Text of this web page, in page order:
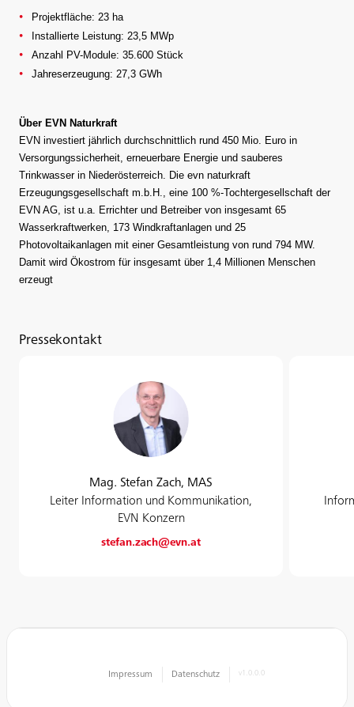
Projektfläche: 23 ha
Installierte Leistung: 23,5 MWp
Anzahl PV-Module: 35.600 Stück
Jahreserzeugung: 27,3 GWh
Über EVN Naturkraft
EVN investiert jährlich durchschnittlich rund 450 Mio. Euro in
Versorgungssicherheit, erneuerbare Energie und sauberes
Trinkwasser in Niederösterreich. Die evn naturkraft
Erzeugungsgesellschaft m.b.H., eine 100 %-Tochtergesellschaft der
EVN AG, ist u.a. Errichter und Betreiber von insgesamt 65
Wasserkraftwerken, 173 Windkraftanlagen und 25
Photovoltaikanlagen mit einer Gesamtleistung von rund 794 MW.
Damit wird Ökostrom für insgesamt über 1,4 Millionen Menschen
erzeugt
Pressekontakt
Mag. Stefan Zach, MAS
Leiter Information und Kommunikation,
EVN Konzern
stefan.zach@evn.at
Impressum Datenschutz v1.0.0.0